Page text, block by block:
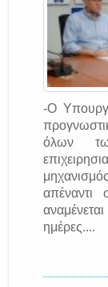
-Ο
όλων
ημέρες....